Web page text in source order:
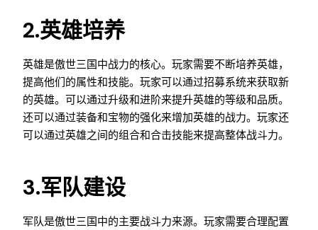
2.英雄培养
英雄是傲世三国中战力的核心。玩家需要不断培养英雄，
提高他们的属性和技能。玩家可以通过招募系统来获取新
的英雄。可以通过升级和进阶来提升英雄的等级和品质。
还可以通过装备和宝物的强化来增加英雄的战力。玩家还
可以通过英雄之间的组合和合击技能来提高整体战斗力。
3.军队建设
军队是傲世三国中的主要战斗力来源。玩家需要合理配置